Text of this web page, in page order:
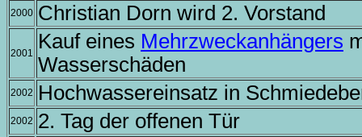
2000 Christian Dorn wird 2. Vorstand
2001
Kauf eines Mehrzweckanhängers
Wasserschäden
2002 Hochwassereinsatz in
2002 2. Tag der offenen Tür